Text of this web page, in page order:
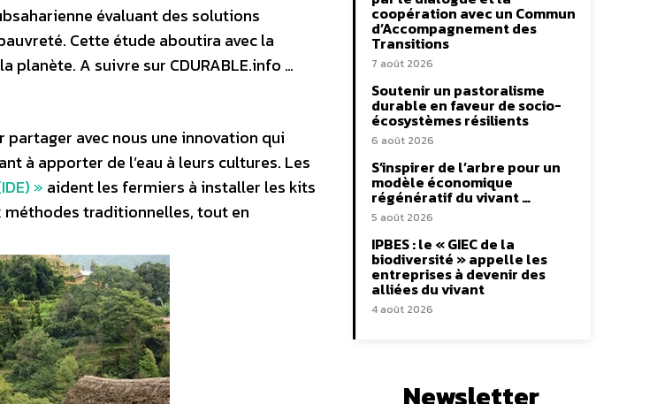
évaluant des solutions
Cette étude aboutira avec la
planète. A suivre sur CDURABLE.info …
avec nous une innovation qui
à apporter de l’eau à leurs cultures. Les
» aident les fermiers à installer les kits
méthodes traditionnelles, tout en
coopération avec un Commun
d’Accompagnement des
Transitions
7 août 2026
Soutenir un pastoralisme
durable en faveur de socio-
écosystèmes résilients
6 août 2026
S’inspirer de l’arbre pour un
modèle économique
régénératif du vivant …
5 août 2026
IPBES : le « GIEC de la
biodiversité » appelle les
entreprises à devenir des
alliées du vivant
4 août 2026